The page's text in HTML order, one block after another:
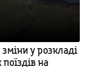
у розкладі
на